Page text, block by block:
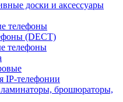
доски и аксессуары
телефоны
(DECT)
телефоны
IP-телефонии
брошюраторы,